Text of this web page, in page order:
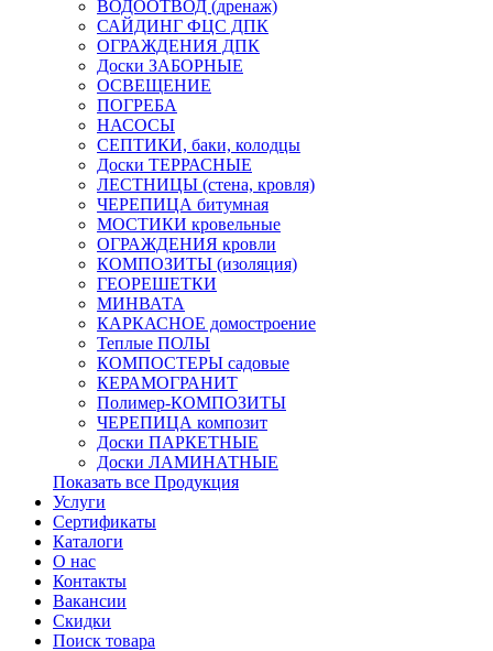
ВОДООТВОД (дренаж)
САЙДИНГ ФЦС ДПК
ОГРАЖДЕНИЯ ДПК
Доски ЗАБОРНЫЕ
ОСВЕЩЕНИЕ
ПОГРЕБА
НАСОСЫ
СЕПТИКИ, баки, колодцы
Доски ТЕРРАСНЫЕ
ЛЕСТНИЦЫ (стена, кровля)
ЧЕРЕПИЦА битумная
МОСТИКИ кровельные
ОГРАЖДЕНИЯ кровли
КОМПОЗИТЫ (изоляция)
ГЕОРЕШЕТКИ
МИНВАТА
КАРКАСНОЕ домостроение
Теплые ПОЛЫ
КОМПОСТЕРЫ садовые
КЕРАМОГРАНИТ
Полимер-КОМПОЗИТЫ
ЧЕРЕПИЦА композит
Доски ПАРКЕТНЫЕ
Доски ЛАМИНАТНЫЕ
Показать все Продукция
Услуги
Сертификаты
Каталоги
О нас
Контакты
Вакансии
Скидки
Поиск товара